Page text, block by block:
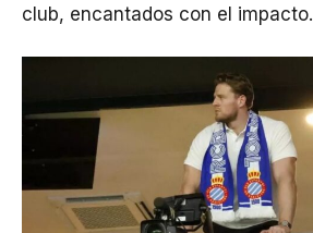
club, encantados con el impacto.